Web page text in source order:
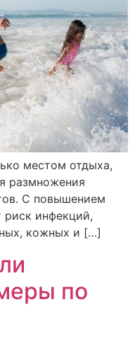
местом отдыха,
размножения
С повышением
риск инфекций,
кожных и […]
по